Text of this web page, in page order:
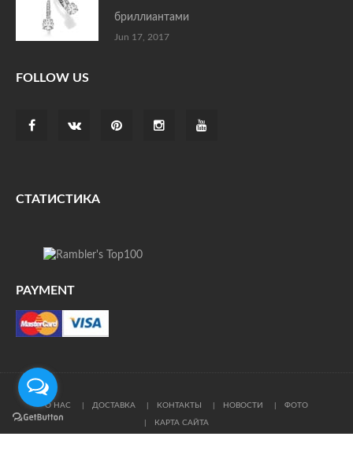
бриллиантами
Jun 17, 2017
FOLLOW US
СТАТИСТИКА
PAYMENT
О НАС ДОСТАВКА КОНТАКТЫ НОВОСТИ ФОТО
КАРТА САЙТА